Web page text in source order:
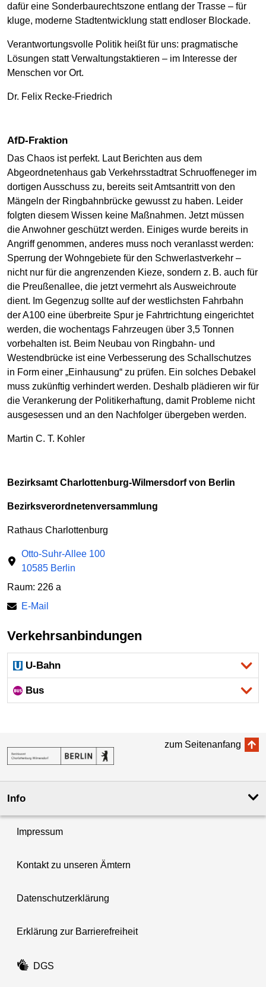
dafür eine Sonderbaurechtszone entlang der Trasse – für
kluge, moderne Stadtentwicklung statt endloser Blockade.
Verantwortungsvolle Politik heißt für uns: pragmatische
Lösungen statt Verwaltungstaktieren – im Interesse der
Menschen vor Ort.
Dr. Felix Recke-Friedrich
AfD-Fraktion
Das Chaos ist perfekt. Laut Berichten aus dem
Abgeordnetenhaus gab Verkehrsstadtrat Schruoffeneger im
dortigen Ausschuss zu, bereits seit Amtsantritt von den
Mängeln der Ringbahnbrücke gewusst zu haben. Leider
folgten diesem Wissen keine Maßnahmen. Jetzt müssen
die Anwohner geschützt werden. Einiges wurde bereits in
Angriff genommen, anderes muss noch veranlasst werden:
Sperrung der Wohngebiete für den Schwerlastverkehr –
nicht nur für die angrenzenden Kieze, sondern z. B. auch für
die Preußenallee, die jetzt vermehrt als Ausweichroute
dient. Im Gegenzug sollte auf der westlichsten Fahrbahn
der A100 eine überbreite Spur je Fahrtrichtung eingerichtet
werden, die wochentags Fahrzeugen über 3,5 Tonnen
vorbehalten ist. Beim Neubau von Ringbahn- und
Westendbrücke ist eine Verbesserung des Schallschutzes
in Form einer „Einhausung“ zu prüfen. Ein solches Debakel
muss zukünftig verhindert werden. Deshalb plädieren wir für
die Verankerung der Politikerhaftung, damit Probleme nicht
ausgesessen und an den Nachfolger übergeben werden.
Martin C. T. Kohler
Bezirksamt Charlottenburg-Wilmersdorf von Berlin
Bezirksverordnetenversammlung
Rathaus Charlottenburg
Otto-Suhr-Allee 100
10585 Berlin
Raum: 226 a
E-Mail
Verkehrsanbindungen
U-Bahn
Bus
zum Seitenanfang
Info
Impressum
Kontakt zu unseren Ämtern
Datenschutzerklärung
Erklärung zur Barrierefreiheit
DGS